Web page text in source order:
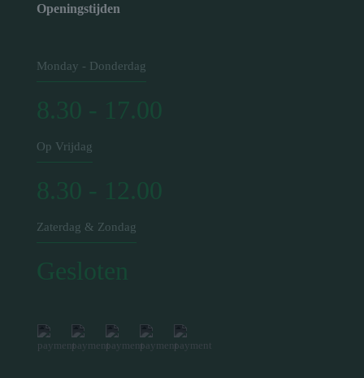
Openingstijden
Monday - Donderdag
8.30 - 17.00
Op Vrijdag
8.30 - 12.00
Zaterdag & Zondag
Gesloten